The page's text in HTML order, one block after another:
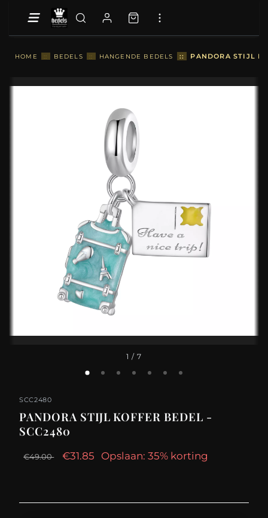
HOME :: BEDELS :: HANGENDE BEDELS :: PANDORA STIJL
1 / 7
SCC2480
PANDORA STIJL KOFFER BEDEL -
SCC2480
€49.00 €31.85 Opslaan: 35% korting